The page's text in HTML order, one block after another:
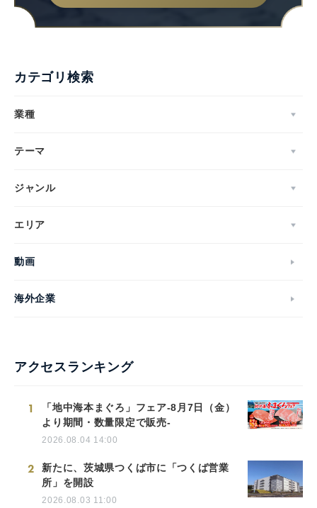
カテゴリ検索
業種
テーマ
ジャンル
エリア
動画
海外企業
アクセスランキング
1
「地中海本まぐろ」フェア-8月7日（金）
より期間・数量限定で販売-
2026.08.04 14:00
2
新たに、茨城県つくば市に「つくば営業
所」を開設
2026.08.03 11:00